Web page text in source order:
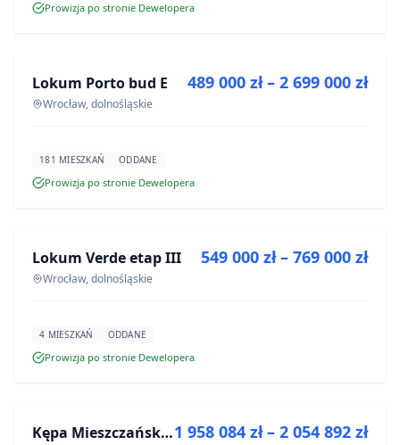
Prowizja po stronie Dewelopera
INWESTYCJA
Lokum Porto bud E
Wrocław, dolnośląskie
489 000 zł – 2 699 000 zł
181 MIESZKAŃ ODDANE
Prowizja po stronie Dewelopera
INWESTYCJA
Lokum Verde etap III
Wrocław, dolnośląskie
549 000 zł – 769 000 zł
4 MIESZKAŃ ODDANE
Prowizja po stronie Dewelopera
INWESTYCJA Kępa Mieszczańska - lokale użytkowe1 958 084 zł – 2 054 892 zł